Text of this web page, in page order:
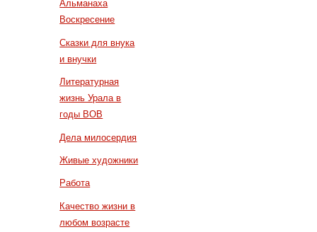
Альманаха
Воскресение
Сказки для внука
и внучки
Литературная
жизнь Урала в
годы ВОВ
Дела милосердия
Живые художники
Работа
Качество жизни в
любом возрасте